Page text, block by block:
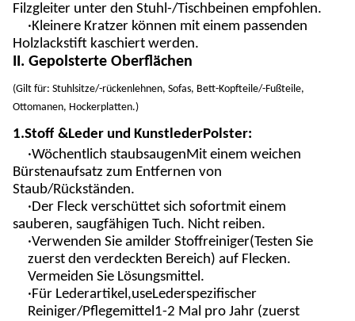
Filzgleiter unter den Stuhl-/Tischbeinen empfohlen.
·Kleinere Kratzer können mit einem passenden
Holzlackstift kaschiert werden.
II. Gepolsterte Oberflächen
(Gilt für: Stuhlsitze/-rückenlehnen, Sofas, Bett-Kopfteile/-Fußteile,
Ottomanen, Hockerplatten.)
1.Stoff &Leder und KunstlederPolster:
·Wöchentlich staubsaugenMit einem weichen
Bürstenaufsatz zum Entfernen von
Staub/Rückständen.
·Der Fleck verschüttet sich sofortmit einem
sauberen, saugfähigen Tuch. Nicht reiben.
·Verwenden Sie amilder Stoffreiniger(Testen Sie
zuerst den verdeckten Bereich) auf Flecken.
Vermeiden Sie Lösungsmittel.
·Für Lederartikel,useLederspezifischer
Reiniger/Pflegemittel1-2 Mal pro Jahr (zuerst